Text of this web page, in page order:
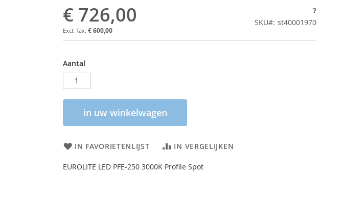
€ 726,00
€ 600,00
?
SKU
st40001970
Aantal
in uw winkelwagen
IN FAVORIETENLIJST IN VERGELIJKEN
EUROLITE LED PFE-250 3000K Profile Spot